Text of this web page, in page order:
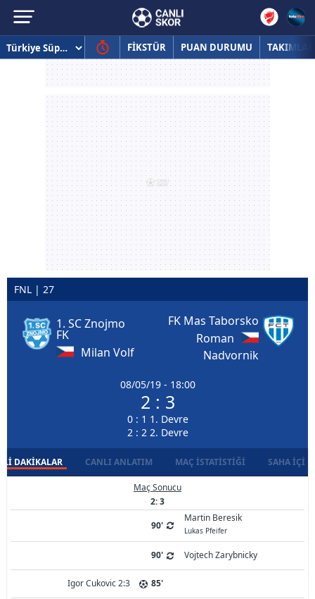
FİKSTÜR PUAN DURUMU TAKIMLAR
FNL | 27
1. SC Znojmo
FK
Milan Volf
08/05/19 - 18:00
2 : 3
0 : 1 1. Devre
2 : 2 2. Devre
FK Mas Taborsko
Roman
Nadvornik
DAKIKALAR CANLI ANLATIM MAÇ İSTATISTIĞI SAHA İÇI
Maç Sonucu
2: 3
90'
Martin Beresik
Lukas Pfeifer
90' Vojtech Zarybnicky
Igor Cukovic 2:3 85'